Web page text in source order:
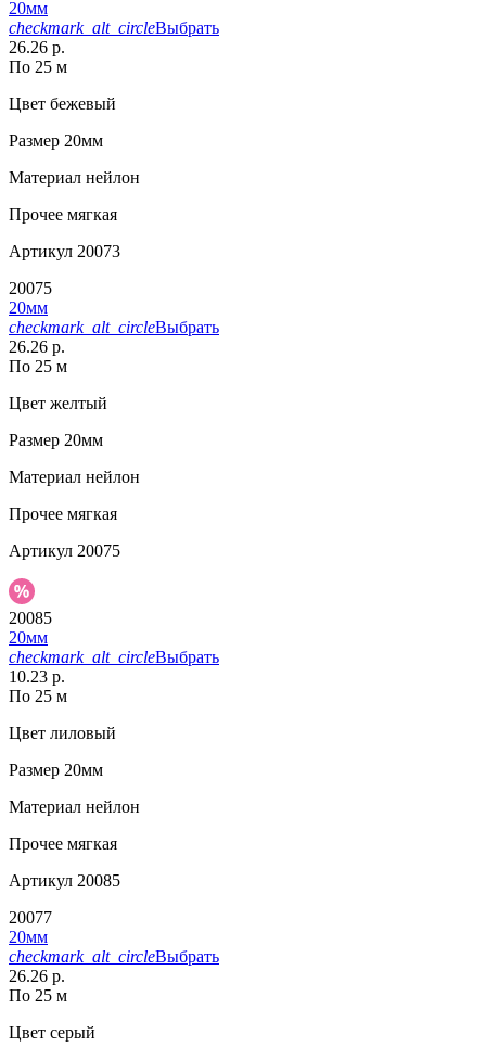
20мм
checkmark_alt_circleВыбрать
26.26 р.
По 25 м
Цвет бежевый
Размер 20мм
Материал нейлон
Прочее мягкая
Артикул 20073
20075
20мм
checkmark_alt_circleВыбрать
26.26 р.
По 25 м
Цвет желтый
Размер 20мм
Материал нейлон
Прочее мягкая
Артикул 20075
20085
20мм
checkmark_alt_circleВыбрать
10.23 р.
По 25 м
Цвет лиловый
Размер 20мм
Материал нейлон
Прочее мягкая
Артикул 20085
20077
20мм
checkmark_alt_circleВыбрать
26.26 р.
По 25 м
Цвет серый